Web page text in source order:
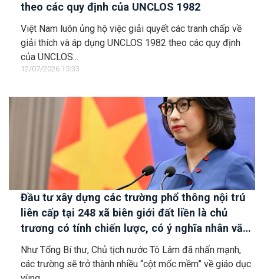
theo các quy định của UNCLOS 1982
Việt Nam luôn ủng hộ việc giải quyết các tranh chấp về
giải thích và áp dụng UNCLOS 1982 theo các quy định
của UNCLOS...
12/07/2026 15:33
Đầu tư xây dựng các trường phổ thông nội trú
liên cấp tại 248 xã biên giới đất liền là chủ
trương có tính chiến lược, có ý nghĩa nhân văn
sâu sắc
Như Tổng Bí thư, Chủ tịch nước Tô Lâm đã nhấn mạnh,
các trường sẽ trở thành nhiều “cột mốc mềm” về giáo dục